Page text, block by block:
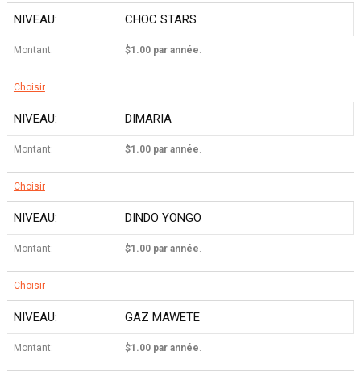
CHOC STARS
$1.00 par année.
Choisir
DIMARIA
$1.00 par année.
Choisir
DINDO YONGO
$1.00 par année.
Choisir
GAZ MAWETE
$1.00 par année.